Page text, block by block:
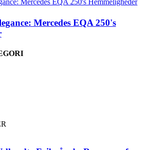
Mercedes EQA 250's